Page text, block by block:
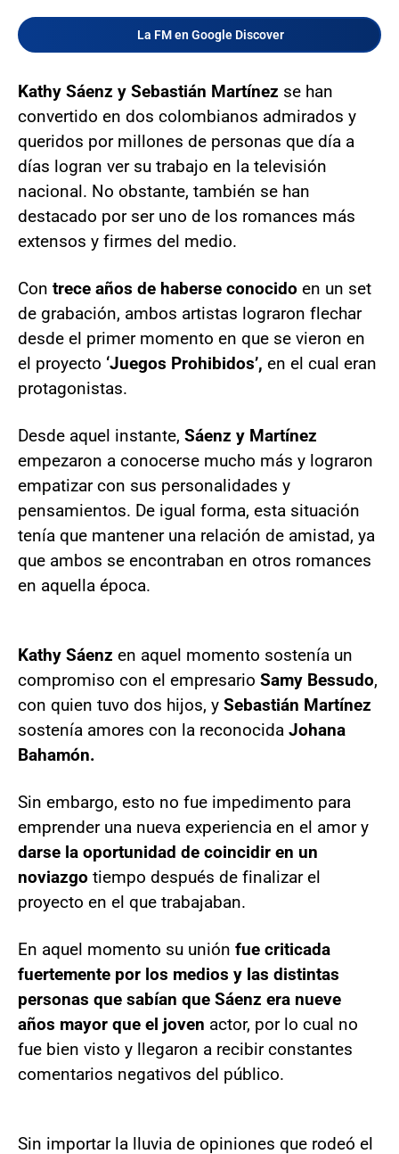
La FM en Google Discover
Kathy Sáenz y Sebastián Martínez se han
convertido en dos colombianos admirados y
queridos por millones de personas que día a
días logran ver su trabajo en la televisión
nacional. No obstante, también se han
destacado por ser uno de los romances más
extensos y firmes del medio.
Con trece años de haberse conocido en un set
de grabación, ambos artistas lograron flechar
desde el primer momento en que se vieron en
el proyecto ‘Juegos Prohibidos’, en el cual eran
protagonistas.
Desde aquel instante, Sáenz y Martínez
empezaron a conocerse mucho más y lograron
empatizar con sus personalidades y
pensamientos. De igual forma, esta situación
tenía que mantener una relación de amistad, ya
que ambos se encontraban en otros romances
en aquella época.
Kathy Sáenz en aquel momento sostenía un
compromiso con el empresario Samy Bessudo,
con quien tuvo dos hijos, y Sebastián Martínez
sostenía amores con la reconocida Johana
Bahamón.
Sin embargo, esto no fue impedimento para
emprender una nueva experiencia en el amor y
darse la oportunidad de coincidir en un
noviazgo tiempo después de finalizar el
proyecto en el que trabajaban.
En aquel momento su unión fue criticada
fuertemente por los medios y las distintas
personas que sabían que Sáenz era nueve
años mayor que el joven actor, por lo cual no
fue bien visto y llegaron a recibir constantes
comentarios negativos del público.
Sin importar la lluvia de opiniones que rodeó el